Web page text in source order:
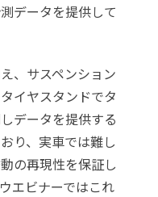
データを提供して
、サスペンション
イヤスタンドでタ
データを提供する
り、実車では難し
の再現性を保証し
エビナーではこれ